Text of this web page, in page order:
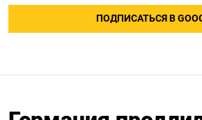
ПОДПИСАТЬСЯ В